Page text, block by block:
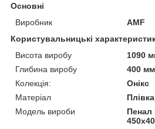
Основні
Виробник
AMF
Користувальницькі
Висота виробу
1090
Глибина виробу
400 мм
Колекція:
Онікс
Матеріал
Модель вироби
Пенал